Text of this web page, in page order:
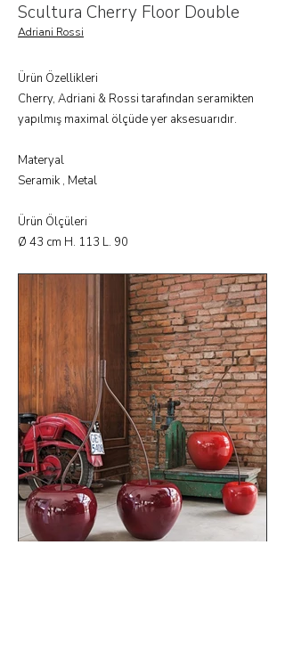
Scultura Cherry Floor Double
Adriani Rossi
Ürün Özellikleri
Cherry, Adriani & Rossi tarafından seramikten
yapılmış maximal ölçüde yer aksesuarıdır.
Materyal
Seramik , Metal
Ürün Ölçüleri
Ø 43 cm H. 113 L. 90